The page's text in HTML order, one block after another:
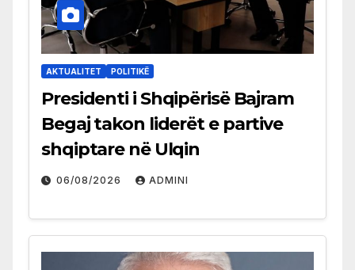
AKTUALITET POLITIKË
Presidenti i Shqipërisë Bajram
Begaj takon liderët e partive
shqiptare në Ulqin
06/08/2026 ADMINI